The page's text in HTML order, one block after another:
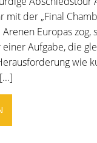
mit der „Final
Europas zog,
einer Aufgabe, die
wie